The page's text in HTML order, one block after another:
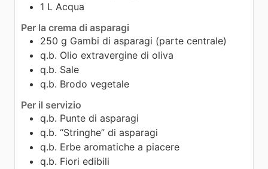
1 L Acqua
Per la crema di asparagi
250 g Gambi di asparagi (parte centrale)
q.b. Olio extravergine di oliva
q.b. Sale
q.b. Brodo vegetale
Per il servizio
q.b. Punte di asparagi
q.b. “Stringhe” di asparagi
q.b. Erbe aromatiche a piacere
q.b. Fiori edibili